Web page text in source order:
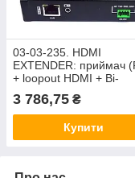
03-03-235. HDMI
EXTENDER: приймач
+ loopout HDMI + Bi-
Audio, over IP,
3 786,75 ₴
Купити